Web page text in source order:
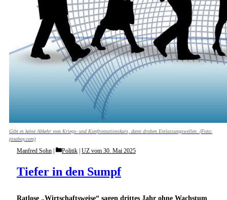
Gibt es keine Abkehr vom Kriegs- und Konfrontationskurs, dann drohen Entlassungswellen. (Foto:
pixabay.com)
Ratlose „Wirtschaftsweise“ sagen drittes Jahr ohne Wachstum
Tiefer in den Sumpf
Manfred Sohn Categories
Politik UZ vom 30. Mai 2025